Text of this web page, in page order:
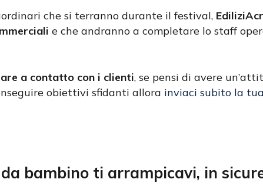
che si terranno durante il festival,
e che andranno a completare lo staff
a contatto con i clienti, se pensi di avere
obiettivi sfidanti allora inviaci subito la tua
bambino ti arrampicavi, in